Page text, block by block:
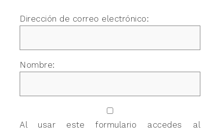
Dirección de correo electrónico:
Nombre:
Al usar este formulario accedes al